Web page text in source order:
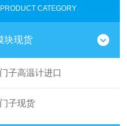
PRODUCT CATEGORY
块现货
子高温计进口
子现货